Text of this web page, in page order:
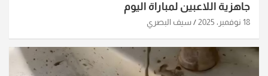
جاهزية اللاعبين لمباراة اليوم
18 نوفمبر، 2025 سيف البصري